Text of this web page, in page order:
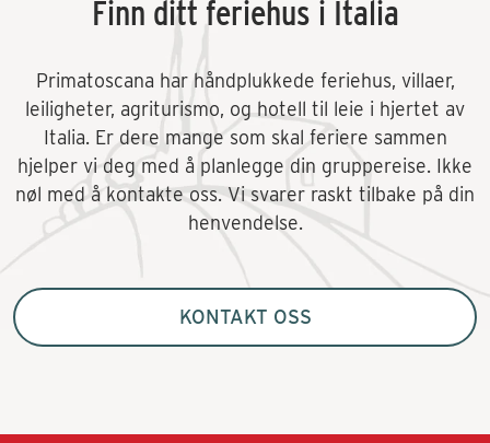
Finn ditt feriehus i Italia
Primatoscana har håndplukkede feriehus, villaer,
leiligheter, agriturismo, og hotell til leie i hjertet av
Italia. Er dere mange som skal feriere sammen
hjelper vi deg med å planlegge din gruppereise. Ikke
nøl med å kontakte oss. Vi svarer raskt tilbake på din
henvendelse.
KONTAKT OSS